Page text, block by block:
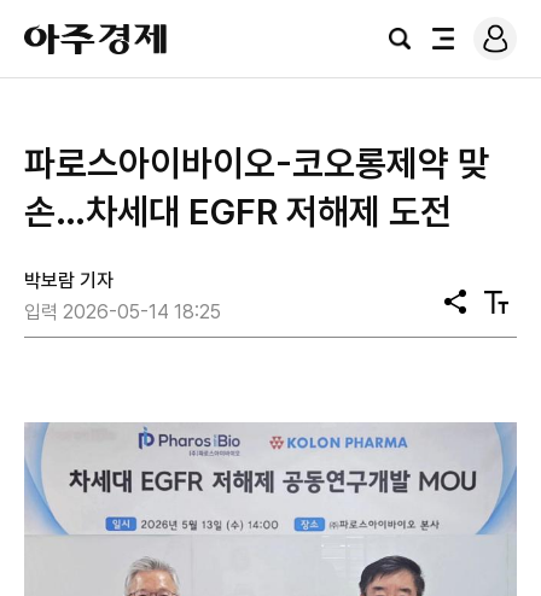
아
주
경
검
전
로
그
파로스아이바이오-코오롱제약 맞
손…차세대 EGFR 저해제 도전
박보람 기자
입력 2026-05-14 18:25
공
유
텍
스